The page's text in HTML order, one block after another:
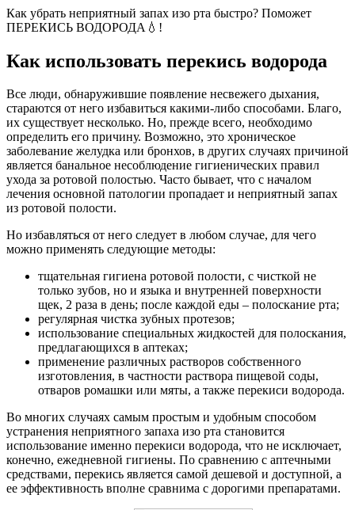
Как убрать неприятный запах изо рта быстро? Поможет
ПЕРЕКИСЬ ВОДОРОДА💧!
Как использовать перекись водорода
Все люди, обнаружившие появление несвежего дыхания,
стараются от него избавиться какими-либо способами. Благо,
их существует несколько. Но, прежде всего, необходимо
определить его причину. Возможно, это хроническое
заболевание желудка или бронхов, в других случаях причиной
является банальное несоблюдение гигиенических правил
ухода за ротовой полостью. Часто бывает, что с началом
лечения основной патологии пропадает и неприятный запах
из ротовой полости.
Но избавляться от него следует в любом случае, для чего
можно применять следующие методы:
тщательная гигиена ротовой полости, с чисткой не
только зубов, но и языка и внутренней поверхности
щек, 2 раза в день; после каждой еды – полоскание рта;
регулярная чистка зубных протезов;
использование специальных жидкостей для полоскания,
предлагающихся в аптеках;
применение различных растворов собственного
изготовления, в частности раствора пищевой соды,
отваров ромашки или мяты, а также перекиси водорода.
Во многих случаях самым простым и удобным способом
устранения неприятного запаха изо рта становится
использование именно перекиси водорода, что не исключает,
конечно, ежедневной гигиены. По сравнению с аптечными
средствами, перекись является самой дешевой и доступной, а
ее эффективность вполне сравнима с дорогими препаратами.